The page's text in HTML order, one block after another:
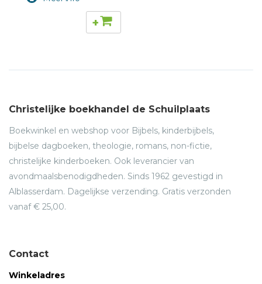
+
Christelijke boekhandel de Schuilplaats
Boekwinkel en webshop voor Bijbels, kinderbijbels,
bijbelse dagboeken, theologie, romans, non-fictie,
christelijke kinderboeken. Ook leverancier van
avondmaalsbenodigdheden. Sinds 1962 gevestigd in
Alblasserdam. Dagelijkse verzending. Gratis verzonden
vanaf € 25,00.
Contact
Winkeladres